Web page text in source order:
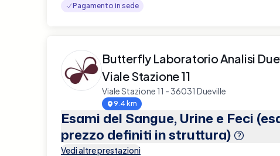
Pagamento in sede
Butterfly Laboratorio Analisi
Viale Stazione 11
Viale Stazione 11 - 36031 Dueville
9.4 km
Esami del Sangue, Urine e Feci
prezzo definiti in struttura)
Vedi altre prestazioni